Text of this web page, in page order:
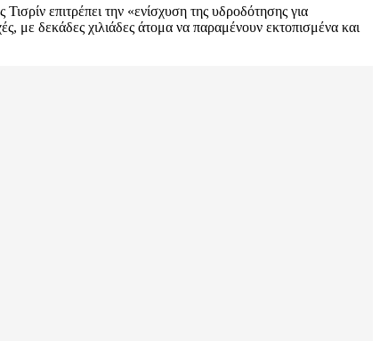
επιτρέπει την «ενίσχυση της υδροδότησης για
με δεκάδες χιλιάδες άτομα να παραμένουν εκτοπισμένα και